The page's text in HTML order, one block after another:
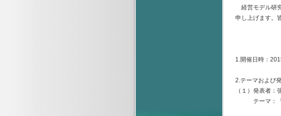
経営モデル研
申し上げます。
1.開催日時：
2.テーマおよび
（１）発表者
テーマ：「部